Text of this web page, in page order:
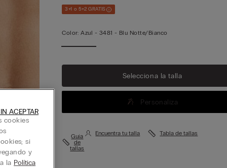
3+1 o 5+2 GRATIS
Color: Azul - 3481 - Blu Notte/bianco
Selecciona la talla
Personaliza
Guía
de
tallas
Encuentra tu talla Tabla de tallas
cookies
si
y
la Política
ACEPTAR